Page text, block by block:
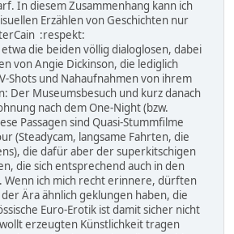
In diesem Zusammenhang kann ich
Erzählen von Geschichten nur
:respekt:
die beiden völlig dialoglosen, dabei
von Angie Dickinson, die lediglich
Shots und Nahaufnahmen von ihrem
Der Museumsbesuch und kurz danach
nach dem One-Night (bzw.
Passagen sind Quasi-Stummfilme
(Steadycam, langsame Fahrten, die
die dafür aber der superkitschigen
die sich entsprechend auch in den
ich mich recht erinnere, dürften
Ära ähnlich geklungen haben, die
Euro-Erotik ist damit sicher nicht
erzeugten Künstlichkeit tragen